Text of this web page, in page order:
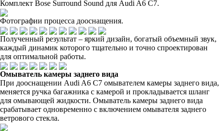
Комплект Bose Surround Sound для Audi A6 C7.
Фотографии процесса дооснащения.
Полученный результат – яркий дизайн, богатый объемный звук,
каждый динамик которого тщательно и точно спроектирован
для оптимальной работы.
Омыватель камеры заднего вида
При дооснащении Audi A6 C7 омывателем камеры заднего вида,
меняется ручка багажника с камерой и прокладывается шланг
для омывающей жидкости. Омыватель камеры заднего вида
срабатывает одновременно с включением омывателя заднего
ветрового стекла.